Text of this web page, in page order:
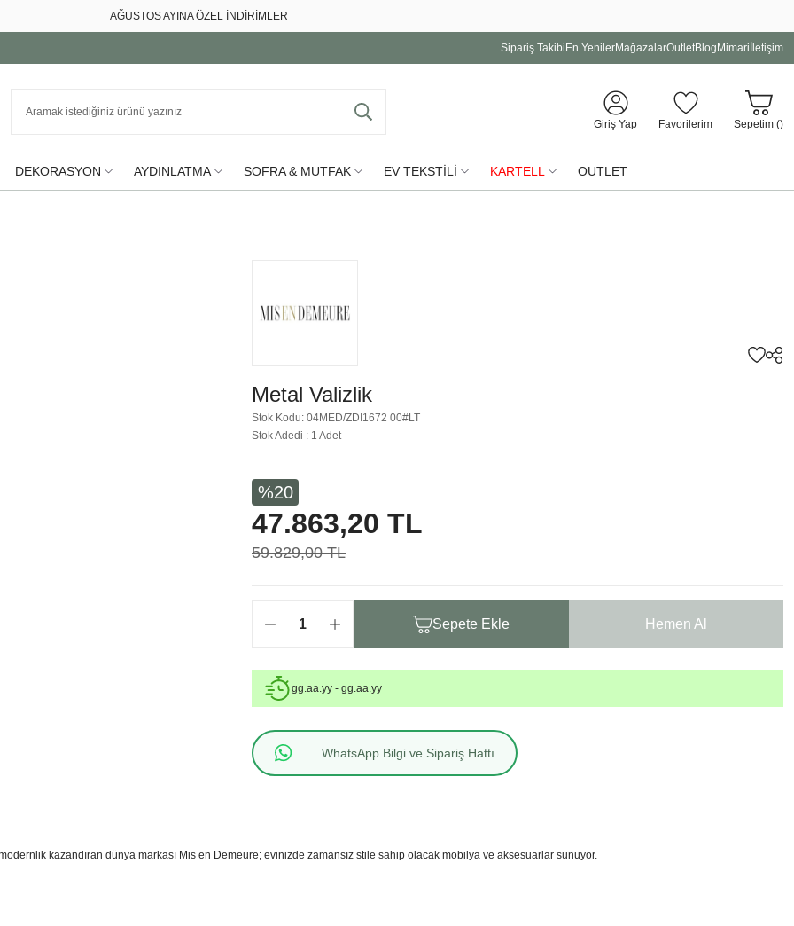
AĞUSTOS AYINA ÖZEL İNDİRİMLER
Sipariş Takibi En YenilerMağazalarOutletBlog Mimari İletişim
Giriş Yap Favorilerim Sepetim ()
DEKORASYON AYDINLATMA SOFRA & MUTFAK EV TEKSTİLİ KARTELL OUTLET
Metal Valizlik
Stok Kodu: 04MED/ZDI1672 00#LT
Stok Adedi : 1 Adet
%20
47.863,20 TL
59.829,00 TL
Sepete Ekle Hemen Al
gg.aa.yy - gg.aa.yy
WhatsApp Bilgi ve Sipariş Hattı
kazandıran dünya markası Mis en Demeure; evinizde zamansız stile sahip olacak mobilya ve aksesuarlar sunuyor.